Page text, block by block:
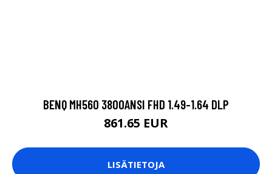
BENQ MH560 3800ANSI FHD 1.49-1.64 DLP
861.65 EUR
LISÄTIETOJA